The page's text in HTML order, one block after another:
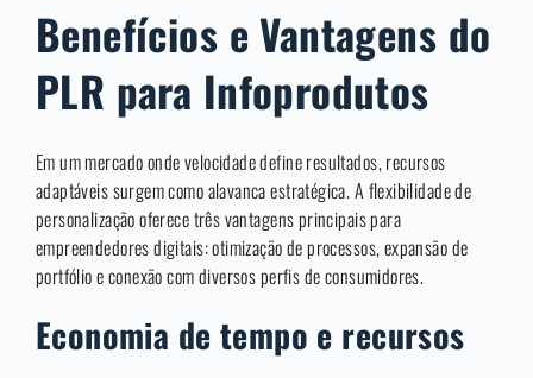
Benefícios e Vantagens do
PLR para Infoprodutos
Em um mercado onde velocidade define resultados, recursos
adaptáveis surgem como alavanca estratégica. A flexibilidade de
personalização oferece três vantagens principais para
empreendedores digitais: otimização de processos, expansão de
portfólio e conexão com diversos perfis de consumidores.
Economia de tempo e recursos